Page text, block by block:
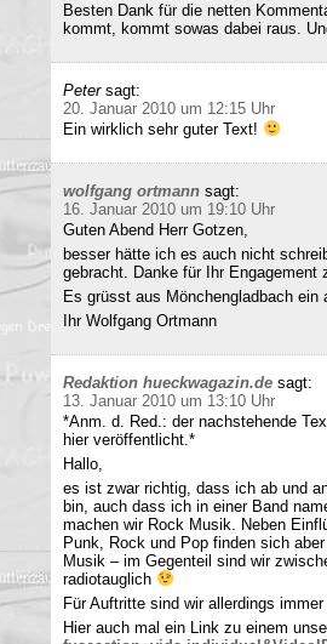
Besten Dank für die netten
kommt, kommt sowas dabei raus.
Peter sagt:
20. Januar 2010 um 12:15 Uhr
Ein wirklich sehr guter Text!
wolfgang ortmann sagt:
16. Januar 2010 um 19:10 Uhr
Guten Abend Herr Gotzen,
besser hätte ich es auch nicht
gebracht. Danke für Ihr Engagement
Es grüsst aus Mönchengladbach ein
Ihr Wolfgang Ortmann
Redaktion hueckwagazin.de sagt:
13. Januar 2010 um 13:10 Uhr
*Anm. d. Red.: der nachstehende
hier veröffentlicht.*
Hallo,
es ist zwar richtig, dass ich ab und
bin, auch dass ich in einer Band
machen wir Rock Musik. Neben
Punk, Rock und Pop finden sich
Musik – im Gegenteil sind wir
radiotauglich
Für Auftritte sind wir allerdings
Hier auch mal ein Link zu einem